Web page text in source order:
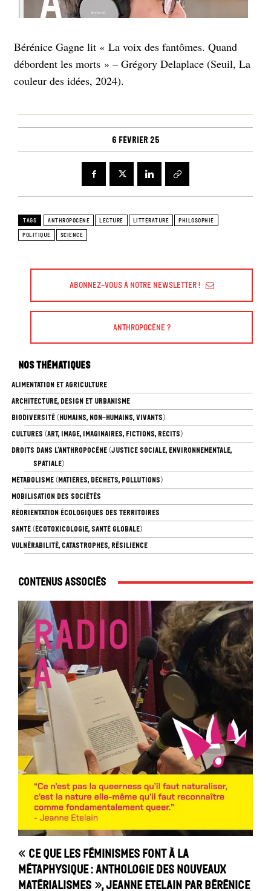
Bérénice Gagne lit « La voix des fantômes. Quand
débordent les morts » – Grégory Delaplace (Seuil, La
couleur des idées, 2024).
6 février 25
TAGS ANTHROPOCENE LECTURE LITTÉRATURE
PHILOSOPHIE
POLITIQUE
SCIENCE
Abonnez-vous à Notre Newsletter !
Anthropocène ?
Nos thématiques
ALIMENTATION ET AGRICULTURE
ARCHITECTURE, DESIGN ET URBANISME
BIODIVERSITÉ (HUMAINS, NON-HUMAINS, VIVANTS)
CULTURES (ART, IMAGE, IMAGINAIRES, FICTIONS, RÉCITS)
DROITS DANS L’ANTHROPOCÈNE (JUSTICE SOCIALE, ENVIRONNEMENTALE,
SPATIALE)
MÉTABOLISME (MATIÈRES, DÉCHETS, POLLUTIONS)
MOBILISATION DES SOCIÉTÉS
RÉORIENTATION ÉCOLOGIQUES DES TERRITOIRES
SANTÉ (ÉCOTOXICOLOGIE, SANTÉ GLOBALE)
VULNÉRABILITÉ, CATASTROPHES, RÉSILIENCE
Contenus associés
« Ce que les féminismes font à la
métaphysique : anthologie des nouveaux
matérialismes », Jeanne Etelain par Bérénice